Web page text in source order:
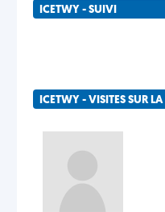
ICETWY - SUIVI
ICETWY - VISITES SUR LA